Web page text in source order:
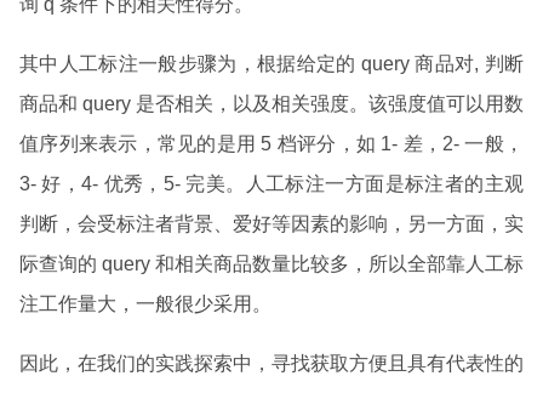
询 q 条件下的相关性得分。
其中人工标注一般步骤为，根据给定的 query 商品对, 判断
商品和 query 是否相关，以及相关强度。该强度值可以用数
值序列来表示，常见的是用 5 档评分，如 1- 差，2- 一般，
3- 好，4- 优秀，5- 完美。人工标注一方面是标注者的主观
判断，会受标注者背景、爱好等因素的影响，另一方面，实
际查询的 query 和相关商品数量比较多，所以全部靠人工标
注工作量大，一般很少采用。
因此，在我们的实践探索中，寻找获取方便且具有代表性的